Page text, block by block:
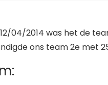
04/2014 was het de
ons team 2e met